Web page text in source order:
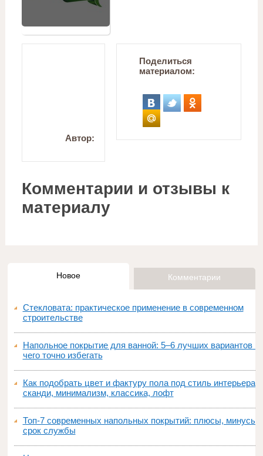
Автор:
Поделиться
материалом:
Комментарии и отзывы к
материалу
Новое Комментарии
Стекловата: практическое применение в современном
строительстве
Напольное покрытие для ванной: 5–6 лучших вариантов и
чего точно избегать
Как подобрать цвет и фактуру пола под стиль интерьера:
сканди, минимализм, классика, лофт
Топ‑7 современных напольных покрытий: плюсы, минусы,
срок службы